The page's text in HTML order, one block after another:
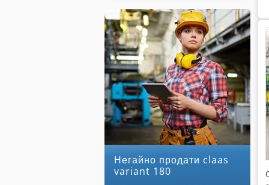
Негайно продати claas
variant 180